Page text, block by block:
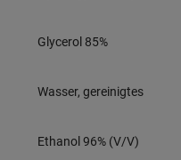
Glycerol 85%
Wasser, gereinigtes
Ethanol 96% (V/V)